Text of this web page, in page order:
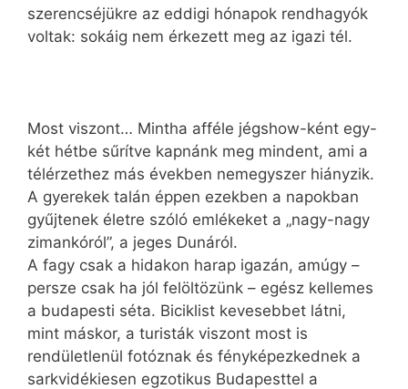
szerencséjükre az eddigi hónapok rendhagyók
voltak: sokáig nem érkezett meg az igazi tél.
Most viszont… Mintha afféle jégshow-ként egy-
két hétbe sűrítve kapnánk meg mindent, ami a
télérzethez más években nemegyszer hiányzik.
A gyerekek talán éppen ezekben a napokban
gyűjtenek életre szóló emlékeket a „nagy-nagy
zimankóról”, a jeges Dunáról.
A fagy csak a hidakon harap igazán, amúgy –
persze csak ha jól felöltözünk – egész kellemes
a budapesti séta. Biciklist kevesebbet látni,
mint máskor, a turisták viszont most is
rendületlenül fotóznak és fényképezkednek a
sarkvidékiesen egzotikus Budapesttel a